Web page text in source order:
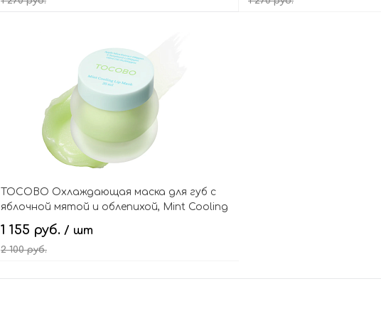
TOCOBO Охлаждающая маска для губ с
яблочной мятой и облепихой, Mint Cooling
Lip Mask
1 155 руб. / шт
2 100 руб.